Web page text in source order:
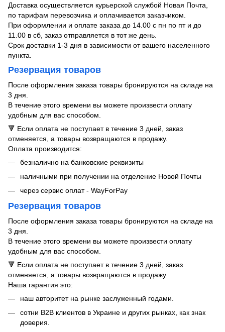
Доставка осуществляется курьерской службой Новая Почта,
по тарифам перевозчика и оплачивается заказчиком.
При оформлении и оплате заказа до 14.00 с пн по пт и до
11.00 в сб, заказ отправляется в тот же день.
Срок доставки 1-3 дня в зависимости от вашего населенного
пункта.
Резервация товаров
После оформления заказа товары бронируются на складе на
3 дня.
В течение этого времени вы можете произвести оплату
удобным для вас способом.
🔻 Если оплата не поступает в течение 3 дней, заказ
отменяется, а товары возвращаются в продажу.
Оплата производится:
безналично на банковские реквизиты
наличными при получении на отделение Новой Почты
через сервис оплат - WayForPay
Резервация товаров
После оформления заказа товары бронируются на складе на
3 дня.
В течение этого времени вы можете произвести оплату
удобным для вас способом.
🔻 Если оплата не поступает в течение 3 дней, заказ
отменяется, а товары возвращаются в продажу.
Наша гарантия это:
​​наш авторитет на рынке заслуженный годами.
сотни B2B клиентов в Украине и других рынках, как знак
доверия.